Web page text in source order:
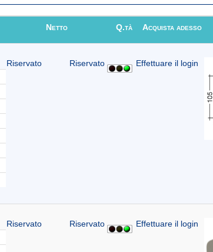
Netto Q.tà Acquista adesso
Riservato Riservato Effettuare il login
Riservato Riservato Effettuare il login